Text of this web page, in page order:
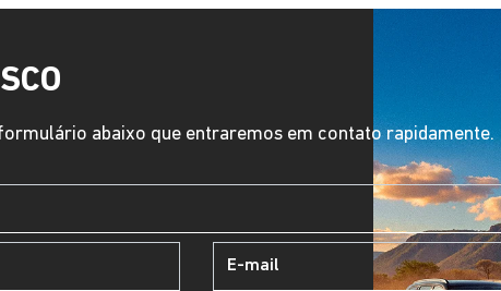
abaixo que entraremos em contato rapidamente.